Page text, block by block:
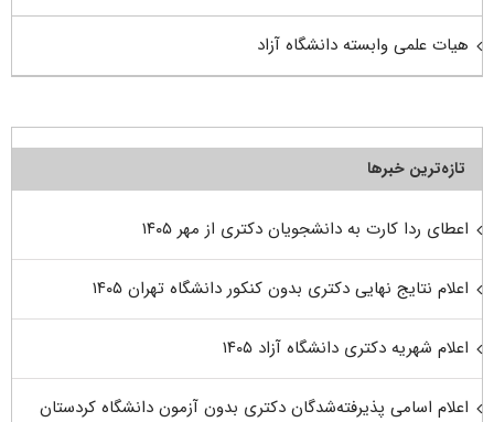
هیات علمی وابسته دانشگاه آزاد
تازه‌ترین خبرها
اعطای ردا کارت به دانشجویان دکتری از مهر ۱۴۰۵
اعلام نتایج نهایی دکتری بدون کنکور دانشگاه تهران ۱۴۰۵
اعلام شهریه دکتری دانشگاه آزاد ۱۴۰۵
اعلام اسامی پذیرفته‌شدگان دکتری بدون آزمون دانشگاه کردستان